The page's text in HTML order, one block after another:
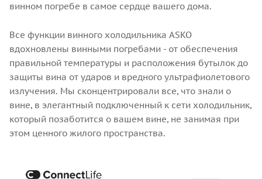
винном погребе в самое сердце вашего дома.
Все функции винного холодильника ASKO
вдохновлены винными погребами - от обеспечения
правильной температуры и расположения бутылок до
защиты вина от ударов и вредного ультрафиолетового
излучения. Мы сконцентрировали все, что знали о
вине, в элегантный подключенный к сети холодильник,
который позаботится о вашем вине, не занимая при
этом ценного жилого пространства.